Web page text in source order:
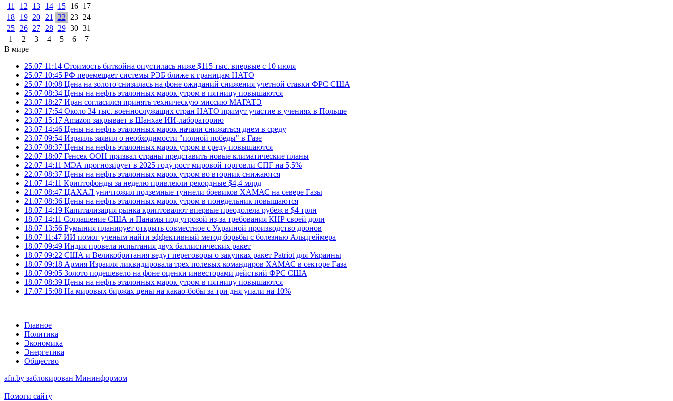
11
12 13 14 15 16
17
18
19 20 21 22 23
24
25
26 27 28 29 30 31
1
2 3 4 5 6
7
В мире
25.07 11:14 Стоимость биткойна опустилась ниже $115 тыс. впервые с 10 июля
25.07 10:45 РФ перемещает системы РЭБ ближе к границам НАТО
25.07 10:08 Цена на золото снизилась на фоне ожиданий снижения учетной ставки ФРС США
25.07 08:34 Цены на нефть эталонных марок утром в пятницу повышаются
23.07 18:27 Иран согласился принять техническую миссию МАГАТЭ
23.07 17:54 Около 34 тыс. военнослужащих стран НАТО примут участие в учениях в Польше
23.07 15:17 Amazon закрывает в Шанхае ИИ-лабораторию
23.07 14:46 Цены на нефть эталонных марок начали снижаться днем в среду
23.07 09:54 Израиль заявил о необходимости "полной победы" в Газе
23.07 08:37 Цены на нефть эталонных марок утром в среду повышаются
22.07 18:07 Генсек ООН призвал страны представить новые климатические планы
22.07 14:11 МЭА прогнозирует в 2025 году рост мировой торговли СПГ на 5,5%
22.07 08:37 Цены на нефть эталонных марок утром во вторник снижаются
21.07 14:11 Криптофонды за неделю привлекли рекордные $4,4 млрд
21.07 08:47 ЦАХАЛ уничтожил подземные туннели боевиков ХАМАС на севере Газы
21.07 08:36 Цены на нефть эталонных марок утром в понедельник повышаются
18.07 14:19 Капитализация рынка криптовалют впервые преодолела рубеж в $4 трлн
18.07 14:11 Соглашение США и Панамы под угрозой из-за требования КНР своей доли
18.07 13:56 Румыния планирует открыть совместное с Украиной производство дронов
18.07 11:47 ИИ помог ученым найти эффективный метод борьбы с болезнью Альцгеймера
18.07 09:49 Индия провела испытания двух баллистических ракет
18.07 09:22 США и Великобритания ведут переговоры о закупках ракет Patriot для Украины
18.07 09:18 Армия Израиля ликвидировала трех полевых командиров ХАМАС в секторе Газа
18.07 09:05 Золото подешевело на фоне оценки инвесторами действий ФРС США
18.07 08:39 Цены на нефть эталонных марок утром в пятницу повышаются
17.07 15:08 На мировых биржах цены на какао-бобы за три дня упали на 10%
Главное
Политика
Экономика
Энергетика
Общество
afn.by заблокирован Мининформом
Помоги сайту